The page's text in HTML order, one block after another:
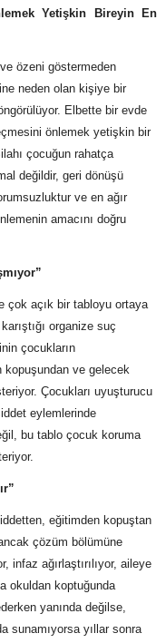
Yetişkin Bireyin En
özeni göstermeden
neden olan kişiye bir
Elbette bir evde
önlemek yetişkin bir
çocuğun rahatça
değildir, geri dönüşü
ve en ağır
amacını doğru
çok açık bir tabloyu ortaya
organize suç
çocukların
kopuşundan ve gelecek
Çocukları uyuşturucu
eylemlerinde
bu tablo çocuk koruma
eğitimden kopuştan
çözüm bölümüne
infaz ağırlaştırılıyor, aileye
okuldan koptuğunda
yanında değilse,
sunamıyorsa yıllar sonra